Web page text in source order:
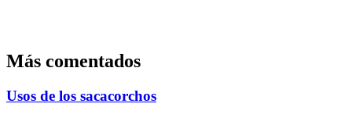
Más comentados
Usos de los sacacorchos